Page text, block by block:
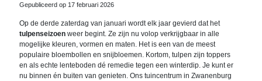
Gepubliceerd op 17 februari 2026
Op de derde zaterdag van januari wordt elk jaar gevierd dat het
tulpenseizoen weer begint. Ze zijn nu volop verkrijgbaar in alle
mogelijke kleuren, vormen en maten. Het is een van de meest
populaire bloembollen en snijbloemen. Kortom, tulpen zijn toppers
en als echte lenteboden dé remedie tegen een winterdip. Je kunt er
nu binnen én buiten van genieten. Ons tuincentrum in Zwanenburg